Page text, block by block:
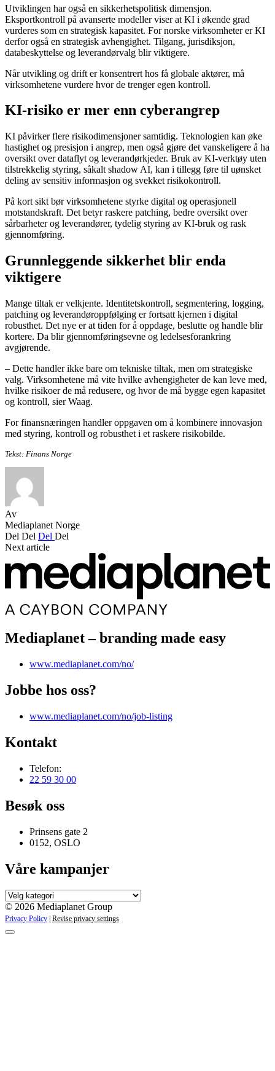
Utviklingen har også en sikkerhetspolitisk dimensjon.
Eksportkontroll på avanserte modeller viser at KI i økende grad
vurderes som en strategisk kapasitet. For norske virksomheter er KI
derfor også en strategisk avhengighet. Tilgang, jurisdiksjon,
databeskyttelse og leverandørvalg blir viktigere.
Når utvikling og drift er konsentrert hos få globale aktører, må
virksomhetene vurdere hvor de trenger egen kontroll.
KI-risiko er mer enn cyberangrep
KI påvirker flere risikodimensjoner samtidig. Teknologien kan øke
hastighet og presisjon i angrep, men også gjøre det vanskeligere å ha
oversikt over dataflyt og leverandørkjeder. Bruk av KI-verktøy uten
tilstrekkelig styring, såkalt shadow AI, kan i tillegg føre til uønsket
deling av sensitiv informasjon og svekket risikokontroll.
På kort sikt bør virksomhetene styrke digital og operasjonell
motstandskraft. Det betyr raskere patching, bedre oversikt over
sårbarheter og leverandører, tydelig styring av KI-bruk og rask
gjennomføring.
Grunnleggende sikkerhet blir enda
viktigere
Mange tiltak er velkjente. Identitetskontroll, segmentering, logging,
patching og leverandøroppfølging er fortsatt kjernen i digital
robusthet. Det nye er at tiden for å oppdage, beslutte og handle blir
kortere. Da blir gjennomføringsevne og ledelsesforankring
avgjørende.
– Dette handler ikke bare om tekniske tiltak, men om strategiske
valg. Virksomhetene må vite hvilke avhengigheter de kan leve med,
hvilke risikoer de må redusere, og hvor de må bygge egen kapasitet
og kontroll, sier Waag.
For finansnæringen handler oppgaven om å kombinere innovasjon
med styring, kontroll og robusthet i et raskere risikobilde.
Tekst: Finans Norge
Av
Mediaplanet Norge
Del Del Del Del
Next article
Mediaplanet – branding made easy
www.mediaplanet.com/no/
Jobbe hos oss?
www.mediaplanet.com/no/job-listing
Kontakt
Telefon:
22 59 30 00
Besøk oss
Prinsens gate 2
0152, OSLO
Våre kampanjer
Våre
kampanjer
© 2026 Mediaplanet Group
Privacy Policy | Revise privacy settings